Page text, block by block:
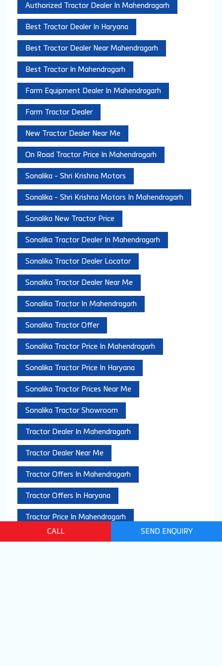
CALL SEND ENQUIRY
Authorized Tractor Dealer In Mahendragarh
Best Tractor Dealer In Haryana
Best Tractor Dealer Near Mahendragarh
Best Tractor In Mahendragarh
Farm Equipment Dealer In Mahendragarh
Farm Tractor Dealer
New Tractor Dealer Near Me
On Road Tractor Price In Mahendragarh
Sonalika - Shri Krishna Motors
Sonalika - Shri Krishna Motors In Mahendragarh
Sonalika New Tractor Price
Sonalika Tractor Dealer In Mahendragarh
Sonalika Tractor Dealer Locator
Sonalika Tractor Dealer Near Me
Sonalika Tractor In Mahendragarh
Sonalika Tractor Offer
Sonalika Tractor Price In Mahendragarh
Sonalika Tractor Price In Haryana
Sonalika Tractor Prices Near Me
Sonalika Tractor Showroom
Tractor Dealer In Mahendragarh
Tractor Dealer Near Me
Tractor Offers In Mahendragarh
Tractor Offers In Haryana
Tractor Price In Mahendragarh